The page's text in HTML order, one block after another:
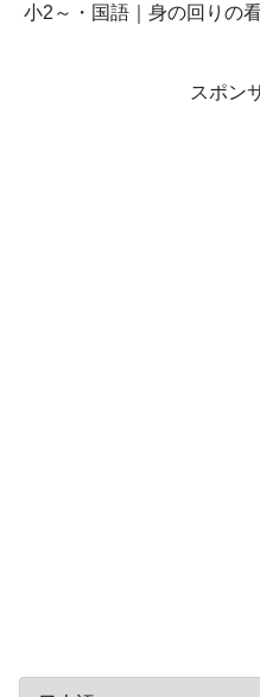
小2～・国語｜身の回りの
スポン